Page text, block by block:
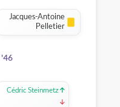
Jacques-Antoine
Pelletier
46
'
↑
Cédric Steinmetz
↓